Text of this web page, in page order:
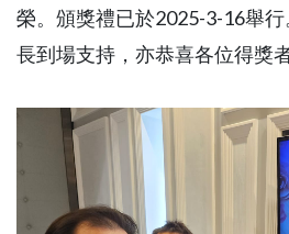
榮。頒獎禮已於2025-3-16舉
長到場支持，亦恭喜各位得獎者